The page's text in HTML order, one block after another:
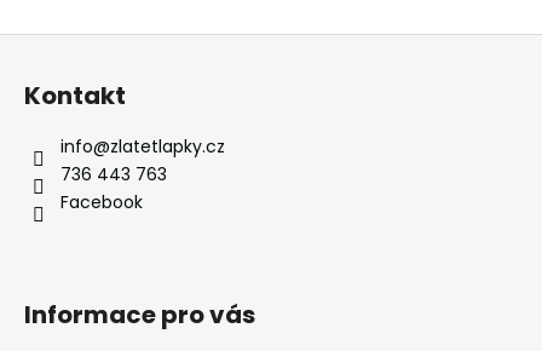
Z
Kontakt
info@zlatetlapky.cz
736 443 763
Facebook
Informace pro vás